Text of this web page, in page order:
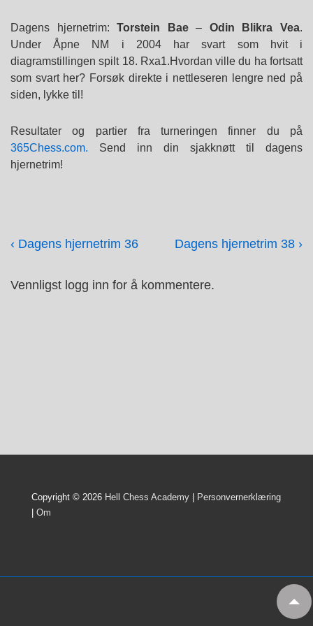
Hopp
hovedinnholdet
Dagens hjernetrim:Torstein Bae– Odin Blikra Vea.
Under Åpne NM i 2004 har svart som hvit i
diagramstillingen spilt 18. Rxa1.Hvordan ville du ha fortsatt
som svart her? Forsøk direkte i nettleseren lengre ned på
siden, lykke til!
Resultater og partier fra turneringen finner du på
365Chess.com. Send inn din sjakknøtt til dagens
hjernetrim!
Innleggsnavigasjon
Previous
is
‹ Dagens hjernetrim 36
Next
is
Dagens hjernetrim 38 ›
Vennligst logg inn for å kommentere.
Copyright © 2026 Hell Chess Academy
Personvernerklæring
Om